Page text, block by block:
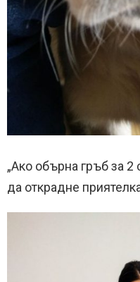
„Ако обърна гръб за 2
да открадне